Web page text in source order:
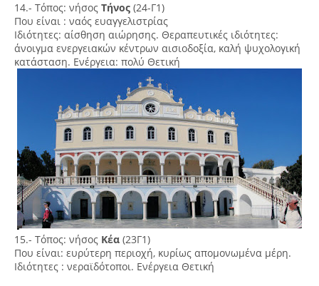
14.- Τόπος: νήσος Τήνος (24-Γ1)
Που είναι : ναός ευαγγελιστρίας
Ιδιότητες: αίσθηση αιώρησης. Θεραπευτικές ιδιότητες:
άνοιγμα ενεργειακών κέντρων αισιοδοξία, καλή ψυχολογική
κατάσταση. Ενέργεια: πολύ Θετική
15.- Τόπος: νήσος Κέα (23Γ1)
Που είναι: ευρύτερη περιοχή, κυρίως απομονωμένα μέρη.
Ιδιότητες : νεραϊδότοποι. Ενέργεια Θετική